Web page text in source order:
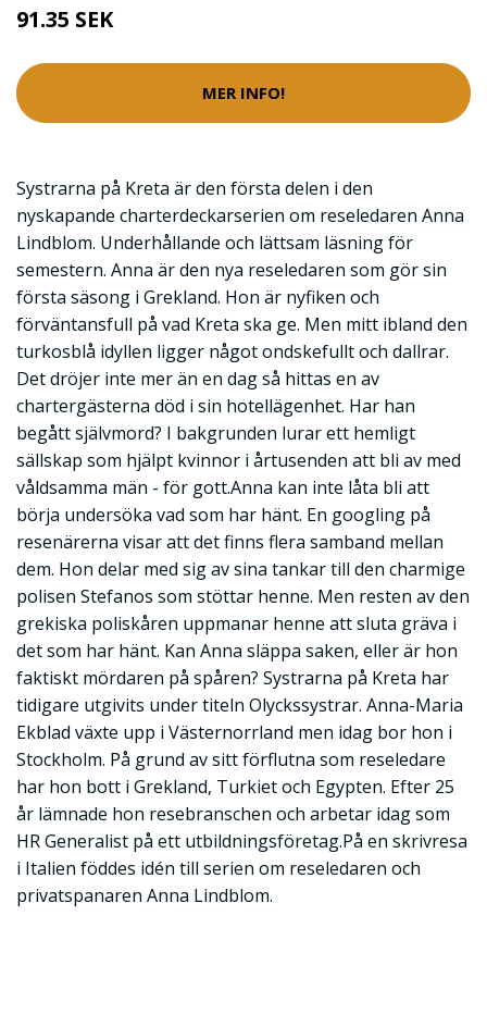
91.35 SEK
MER INFO!
Systrarna på Kreta är den första delen i den
nyskapande charterdeckarserien om reseledaren Anna
Lindblom. Underhållande och lättsam läsning för
semestern. Anna är den nya reseledaren som gör sin
första säsong i Grekland. Hon är nyfiken och
förväntansfull på vad Kreta ska ge. Men mitt ibland den
turkosblå idyllen ligger något ondskefullt och dallrar.
Det dröjer inte mer än en dag så hittas en av
chartergästerna död i sin hotellägenhet. Har han
begått självmord? I bakgrunden lurar ett hemligt
sällskap som hjälpt kvinnor i årtusenden att bli av med
våldsamma män - för gott.Anna kan inte låta bli att
börja undersöka vad som har hänt. En googling på
resenärerna visar att det finns flera samband mellan
dem. Hon delar med sig av sina tankar till den charmige
polisen Stefanos som stöttar henne. Men resten av den
grekiska poliskåren uppmanar henne att sluta gräva i
det som har hänt. Kan Anna släppa saken, eller är hon
faktiskt mördaren på spåren? Systrarna på Kreta har
tidigare utgivits under titeln Olyckssystrar. Anna-Maria
Ekblad växte upp i Västernorrland men idag bor hon i
Stockholm. På grund av sitt förflutna som reseledare
har hon bott i Grekland, Turkiet och Egypten. Efter 25
år lämnade hon resebranschen och arbetar idag som
HR Generalist på ett utbildningsföretag.På en skrivresa
i Italien föddes idén till serien om reseledaren och
privatspanaren Anna Lindblom.